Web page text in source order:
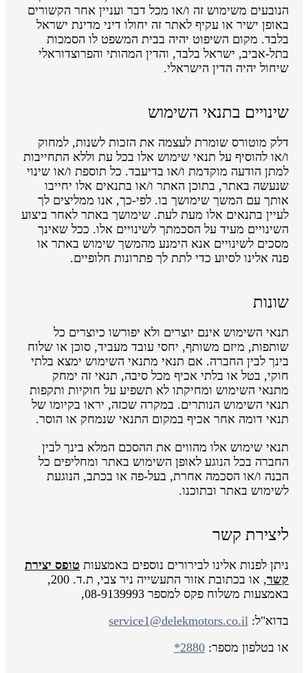
הנובעים משימוש זה ו/או מכל דבר ועניין אחר הקשורים
באופן ישיר או עקיף לאתר זה יחולו דיני מדינת ישראל
בלבד. מקום השיפוט יהיה בבית המשפט לו הסמכות
בתל-אביב, ישראל בלבד, והדין המהותי והפרוצדוראלי
שיחול יהיה הדין הישראלי.
שינויים בתנאי השימוש
דלק מוטורס שומרת לעצמה את הזכות לשנות, למחוק
ו/או להוסיף על תנאי שימוש אלו בכל עת וללא התחייבות
למתן הודעה מוקדמת ו/או בדיעבד. כל תוספת ו/או שינוי
שנעשה באתר, בתוכן האתר ו/או בתנאים אלו יחייבו
אותך עם המשך שימושך בו. לפי-כך, אנו ממליצים לך
לעיין בתנאים אלו מעת לעת. שימושך באתר לאחר ביצוע
השינויים מעיד על הסכמתך לשינויים אלו. ככל שאינך
מסכים לשינויים אנא הימנע מהמשך שימוש באתר או
פנה אלינו לסיוע כדי לתת לך פתרונות חלופיים.
שונות
תנאי השימוש אינם יוצרים ולא יפורשו כיוצרים כל
שותפות, מיזם משותף, יחסי עובד מעביד, סוכן או שלוח
בינך לבין החברה. אם תנאי מתנאי השימוש ימצא בלתי
חוקי, בטל או בלתי אכיף מכל סיבה, תנאי זה ימחק
מתנאי השימוש ומחיקתו לא תשפיע על חוקיות ותקפות
תנאי השימוש הנותרים. במקרה שכזה, יראו בקיומו של
תנאי דומה אחר אכיף במקום התנאי שנמחק או הוסר.
תנאי שימוש אלו מהווים את ההסכם המלא בינך לבין
החברה בכל הנוגע לאופן השימוש באתר ומחליפים כל
הבנה ו/או הסכמה אחרת, בעל-פה או בכתב, הנוגעת
לשימוש באתר ובתוכנו.
ליצירת קשר
ניתן לפנות אלינו לבירורים נוספים באמצעות טופס יצירת
קשר
, או בכתובת אזור התעשייה ניר צבי, ת.ד. 200,
באמצעות משלוח פקס למספר 08-9139993,
בדוא"ל:service1@delekmotors.co.il
או בטלפון מספר: *2880